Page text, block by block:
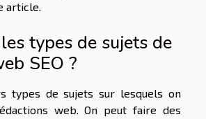
article.
types de sujets de
SEO ?
types de sujets sur lesquels on
web. On peut faire des